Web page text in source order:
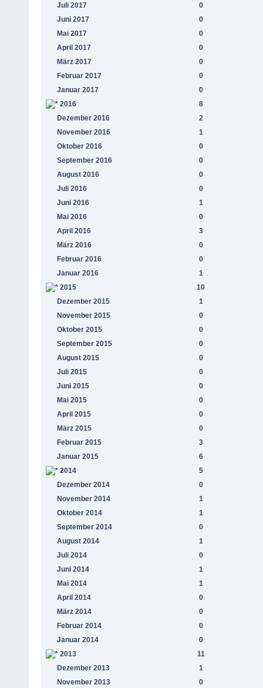
Juli 2017
0
Juni 2017
0
Mai 2017
0
April 2017
0
März 2017
0
Februar 2017
0
Januar 2017
0
2016
8
Dezember 2016
2
November 2016
1
Oktober 2016
0
September 2016
0
August 2016
0
Juli 2016
0
Juni 2016
1
Mai 2016
0
April 2016
3
März 2016
0
Februar 2016
0
Januar 2016
1
2015
10
Dezember 2015
1
November 2015
0
Oktober 2015
0
September 2015
0
August 2015
0
Juli 2015
0
Juni 2015
0
Mai 2015
0
April 2015
0
März 2015
0
Februar 2015
3
Januar 2015
6
2014
5
Dezember 2014
0
November 2014
1
Oktober 2014
1
September 2014
0
August 2014
1
Juli 2014
0
Juni 2014
1
Mai 2014
1
April 2014
0
März 2014
0
Februar 2014
0
Januar 2014
0
2013
11
Dezember 2013
1
November 2013
0